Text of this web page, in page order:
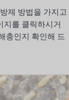
제 방법을 가지고
지를 클릭하시거
충인지 확인해 드